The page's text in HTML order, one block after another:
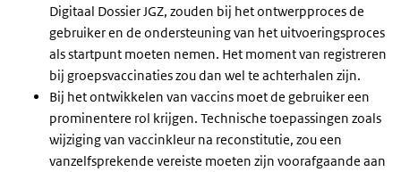
Digitaal Dossier JGZ, zouden bij het ontwerpproces de
gebruiker en de ondersteuning van het uitvoeringsproces
als startpunt moeten nemen. Het moment van registreren
bij groepsvaccinaties zou dan wel te achterhalen zijn.
Bij het ontwikkelen van vaccins moet de gebruiker een
prominentere rol krijgen. Technische toepassingen zoals
wijziging van vaccinkleur na reconstitutie, zou een
vanzelfsprekende vereiste moeten zijn voorafgaande aan